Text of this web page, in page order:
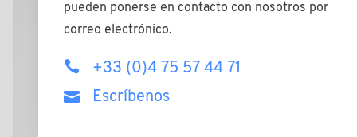
pueden ponerse en contacto con nosotros por
correo electrónico.
+33 (0)4 75 57 44 71
Escríbenos